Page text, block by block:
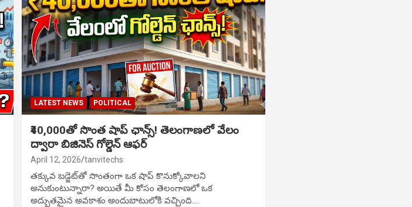
LATEST NEWS POLITICAL
₹40,000తో సొంత షాప్ ఛాన్స్! తెలంగాణలో వేలం
ద్వారా బిజినెస్ గోల్డెన్ ఆఫర్
April 12, 2026 tanvitechs
తక్కువ బడ్జెట్‌తో సొంతంగా ఒక షాప్ కొనుక్కోవాలని
అనుకుంటున్నారా? అయితే మీ కోసం తెలంగాణలో ఒక
అద్భుతమైన అవకాశం అందుబాటులోకి వచ్చింది.…